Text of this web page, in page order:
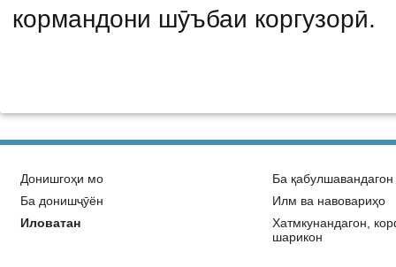
кормандони шӯъбаи коргузорӣ.
Донишгоҳи мо
Ба қабулшавандагон
Ба донишҷӯён
Илм ва навовариҳо
Иловатан
Хатмкунандагон,
шарикон